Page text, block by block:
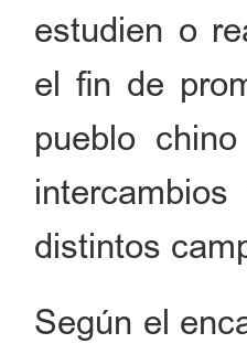
estudien o
el fin de
pueblo
distintos
Según el